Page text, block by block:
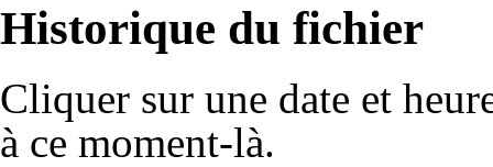
Historique du fichier
Cliquer sur une date et
à ce moment-là.